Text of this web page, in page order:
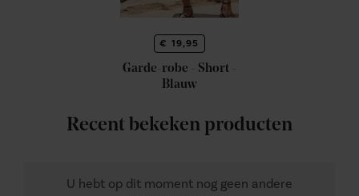
€ 19,95
Garde-robe - Short -
Blauw
Recent bekeken producten
U hebt op dit moment nog geen andere